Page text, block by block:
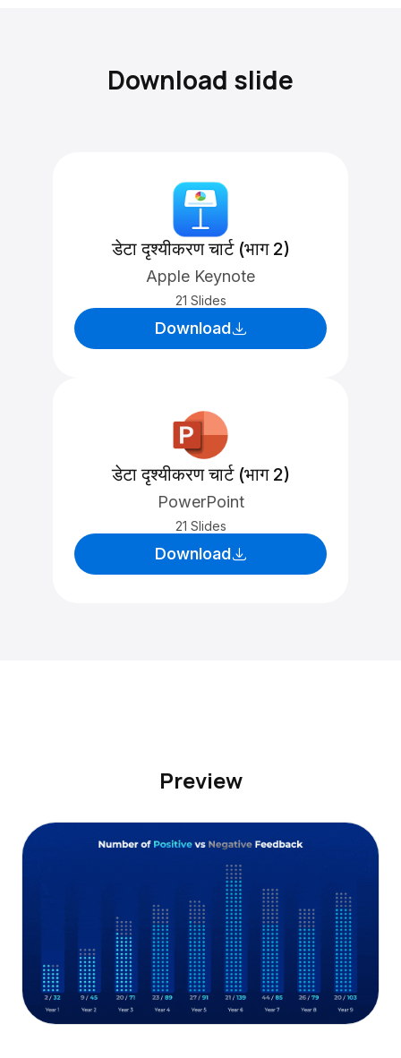
Download slide
डेटा दृश्यीकरण चार्ट (भाग 2)
Apple Keynote
21 Slides
Download
डेटा दृश्यीकरण चार्ट (भाग 2)
PowerPoint
21 Slides
Download
Preview